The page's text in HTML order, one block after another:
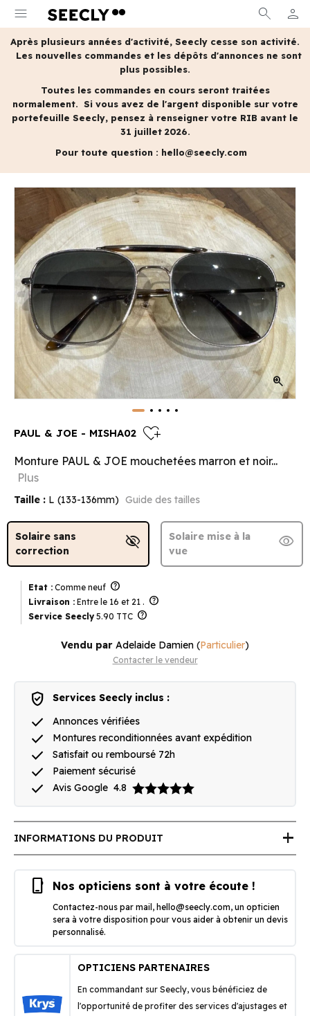
menu search person
MON
Après plusieurs années d'activité, Seecly cesse son activité.
Les nouvelles commandes et les dépôts d'annonces ne sont
plus possibles.
Toutes les commandes en cours seront traitées
normalement. Si vous avez de l'argent disponible sur votre
portefeuille Seecly, pensez à renseigner votre RIB avant le
31 juillet 2026.
Pour toute question : hello@seecly.com
zoom_in
PAUL & JOE - MISHA02 heart_plus
Monture PAUL & JOE mouchetées marron et noir...
Plus
Taille : L (133-136mm) Guide des tailles
Solaire sans
correction
visibility_off
Solaire mise à la
vue
visibility
Etat : Comme neuf help
Livraison : Entre le 16 et 21 . help
Service Seecly 5.90 TTC help
Vendu par Adelaide Damien (Particulier)
Contacter le vendeur
verified_user Services Seecly inclus :
done Annonces vérifiées
done Montures reconditionnées avant expédition
done Satisfait ou remboursé 72h
done Paiement sécurisé
done Avis Google 4.8
INFORMATIONS DU PRODUIT add
phone_iphone Nos opticiens sont à votre écoute !
Contactez-nous par mail, hello@seecly.com, un opticien
sera à votre disposition pour vous aider à obtenir un devis
personnalisé.
OPTICIENS PARTENAIRES
En commandant sur Seecly, vous bénéficiez de
l'opportunité de profiter des services d'ajustages et